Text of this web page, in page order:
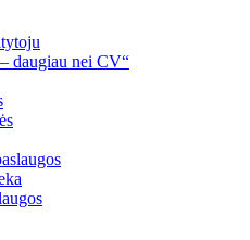
daugiau nei CV“